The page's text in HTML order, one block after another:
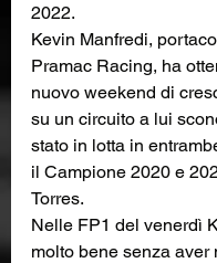
2022.
Kevin Manfredi,
Pramac Racing, ha
nuovo weekend di
su un circuito a lui
stato in lotta in
il Campione 2020 e
Torres.
Nelle FP1 del venerdì
molto bene senza aver